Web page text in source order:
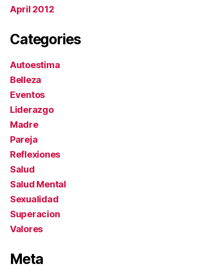
April 2012
Categories
Autoestima
Belleza
Eventos
Liderazgo
Madre
Pareja
Reflexiones
Salud
Salud Mental
Sexualidad
Superacion
Valores
Meta